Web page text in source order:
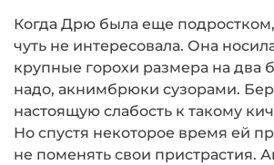
Когда Дрю была еще
чуть не интересовала. Она
крупные горохи размера на два
надо, акнимбрюки сузорами.
настоящую слабость к такому
Но спустя некоторое время ей
не поменять свои пристрастия.